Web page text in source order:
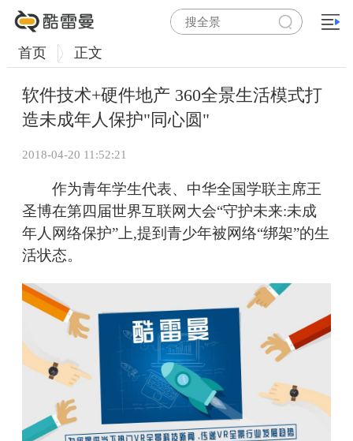
首页 正文
软件技术+硬件地产 360全景生活模式打
造未成年人保护"同心圆"
2018-04-20 11:52:21
作为青年学生代表、中华全国学联主席王
圣博在第四届世界互联网大会“守护未来:未成
年人网络保护”上,提到青少年被网络“绑架”的生
活状态。